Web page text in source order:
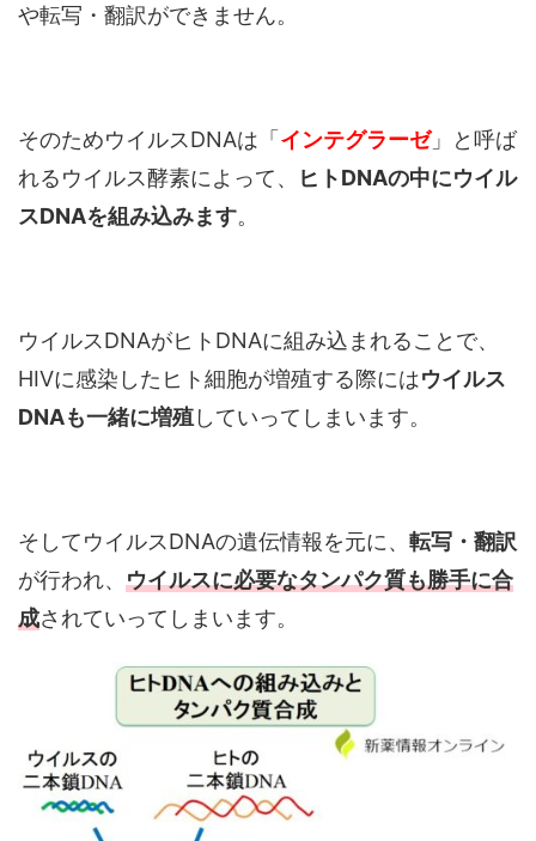
や転写・翻訳ができません。
そのためウイルスDNAは「インテグラーゼ」と呼ば
れるウイルス酵素によって、
ヒトDNAの中にウイル
スDNAを組み込みます。
ウイルスDNAがヒトDNAに組み込まれることで、
HIVに感染したヒト細胞が増殖する際にはウイルス
DNAも一緒に増殖していってしまいます。
そしてウイルスDNAの遺伝情報を元に、 転写・翻訳
が行われ、 ウイルスに必要なタンパク質も勝手に合
成されていってしまいます。